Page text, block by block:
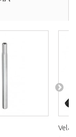
Vela